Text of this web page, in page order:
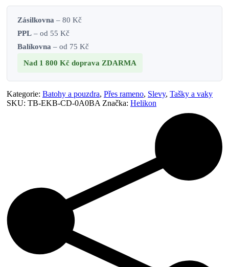
Zásilkovna – 80 Kč
PPL – od 55 Kč
Balíkovna – od 75 Kč
Nad 1 800 Kč doprava ZDARMA
Kategorie: Batohy a pouzdra, Přes rameno, Slevy, Tašky a vaky
SKU: TB-EKB-CD-0A0BA Značka: Helikon